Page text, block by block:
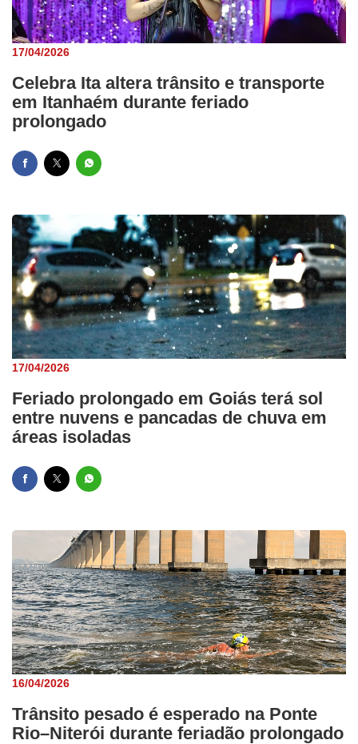
17/04/2026
Celebra Ita altera trânsito e transporte
em Itanhaém durante feriado
prolongado
17/04/2026
Feriado prolongado em Goiás terá sol
entre nuvens e pancadas de chuva em
áreas isoladas
16/04/2026
Trânsito pesado é esperado na Ponte
Rio–Niterói durante feriadão prolongado